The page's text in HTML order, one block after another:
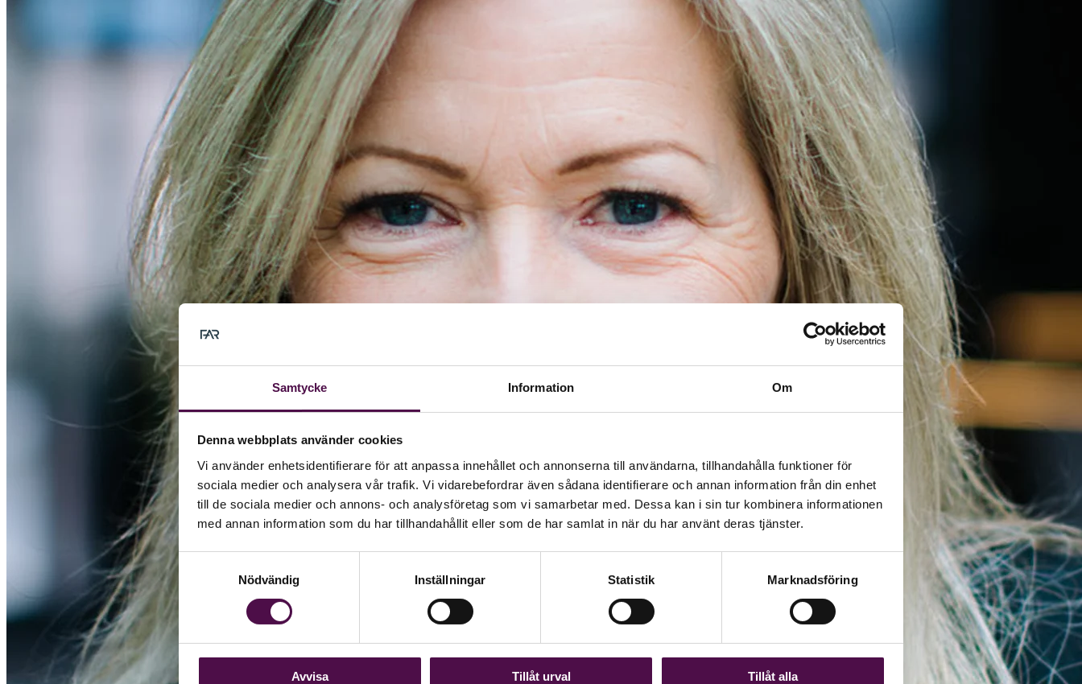
Samtycke Information Om
Denna webbplats använder cookies
Vi använder enhetsidentifierare för att anpassa innehållet och annonserna till användarna, tillhandahålla funktioner för
sociala medier och analysera vår trafik. Vi vidarebefordrar även sådana identifierare och annan information från din enhet
till de sociala medier och annons- och analysföretag som vi samarbetar med. Dessa kan i sin tur kombinera informationen
med annan information som du har tillhandahållit eller som de har samlat in när du har använt deras tjänster.
Nödvändig
Inställningar Statistik Marknadsföring
Avvisa Tillåt urval Tillåt alla